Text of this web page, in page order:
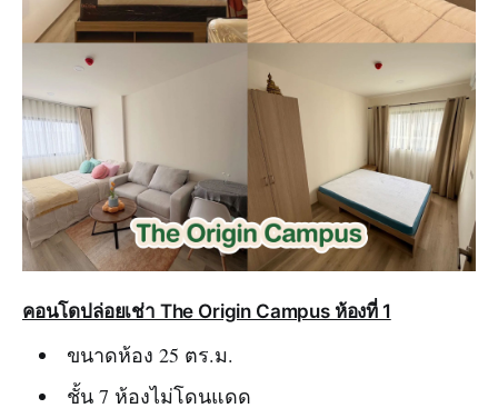
คอนโดปล่อยเช่า The Origin Campus ห้องที่ 1
ขนาดห้อง 25 ตร.ม.
ชั้น 7 ห้องไม่โดนแดด